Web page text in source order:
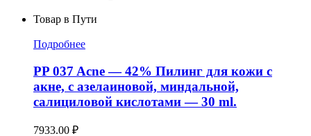
Товар в Пути
Подробнее
PP 037 Acne — 42% Пилинг для кожи с
акне, с азелаиновой, миндальной,
салициловой кислотами — 30 ml.
7933.00 ₽